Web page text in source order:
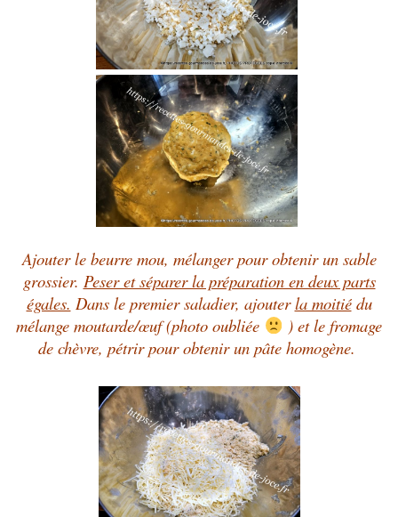
Ajouter le beurre mou, mélanger pour obtenir un sable
grossier. Peser et séparer la préparation en deux parts
égales. Dans le premier saladier, ajouterla moitiédu
mélange moutarde/œuf (photo oubliée
) et le fromage
de chèvre, pétrir pour obtenir un pâte homogène.